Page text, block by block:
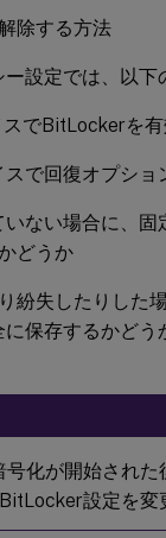
除する方法
設定では、以下
でBitLockerを
で回復オプショ
ない場合に、
どうか
紛失したりした
保存するかど
化が開始され
設定を変